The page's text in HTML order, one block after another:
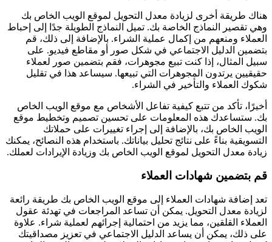
هناك طريقة أخرى لزيادة معدل التحويل لموقع الويب الخاص بك
وهي تقصير النماذج الخاصة بك. تميل النماذج الطويلة جدًا إلى إحباط
العملاء ومنعهم من إكمال عملية الشراء. بالإضافة إلى ذلك، قم
بتضمين الدليل الاجتماعي في شكل صور أو مقاطع فيديو. على
سبيل المثال، إذا كنت تبيع مجوهرات، فقم بتضمين صور لعملاء
حقيقيين يرتدون المجوهرات التي تبيعها. سيساعد هذا في تقليل
شكوك العملاء والتأخير في الشراء.
أخيرًا، تأكد من تتبع كيفية تفاعل الأشخاص مع موقع الويب الخاص
بك. ستساعدك هذه المعلومات على تحسين تصميم وتخطيط موقع
الويب الخاص بك، بالإضافة إلى إجراء تغييرات على حملاتك
التسويقية بناءً على نتائج تحليل بياناتك. باستخدام هذه النصائح، يمكنك
زيادة معدل التحويل لموقع الويب الخاص بك وزيادة الإيرادات لعملك.
قم بتضمين شهادات العملاء
تعد إضافة شهادات العملاء إلى موقع الويب الخاص بك طريقة رائعة
لزيادة معدل التحويل. يمكن أن تساعد المراجعات في تهدئة عقول
العملاء القلقين، مما يزيد من احتمالية إجرائهم لعملية شراء. علاوة
على ذلك، يمكن أن يساعد الدليل الاجتماعي في تعزيز مصداقيتك